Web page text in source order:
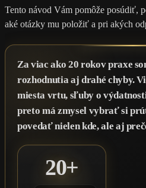
Tento návod Vám pomôže posúdiť,
aké otázky mu položiť a pri akých
Za viac ako 20 rokov praxe
rozhodnutia aj drahé chyby.
miesta vrtu, sľuby o
preto má zmysel vybrať si
povedať nielen kde, ale aj
20+